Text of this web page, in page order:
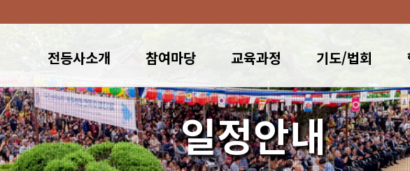
전등사소개 참여마당 교육과정 기도/법회
일정안내